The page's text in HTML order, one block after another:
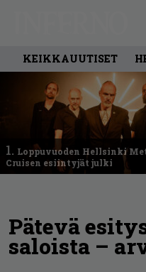
KEIKKAUUTISET
1. Loppuvuoden Hellsinki
Cruisen esiintyjät julki
Pätevä
saloista –